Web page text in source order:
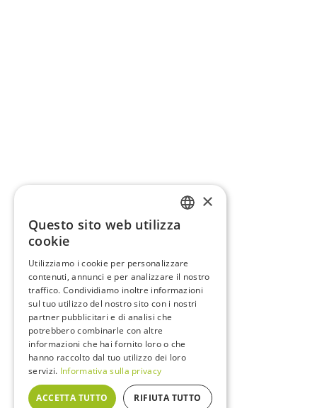
FRENCH
GERMAN
×
Questo sito web utilizza
cookie
Utilizziamo i cookie per personalizzare
contenuti, annunci e per analizzare il nostro
traffico. Condividiamo inoltre informazioni
sul tuo utilizzo del nostro sito con i nostri
partner pubblicitari e di analisi che
potrebbero combinarle con altre
informazioni che hai fornito loro o che
hanno raccolto dal tuo utilizzo dei loro
servizi. Informativa sulla privacy
ACCETTA TUTTO RIFIUTA TUTTO